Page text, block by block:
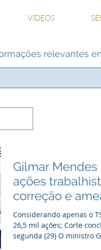
VÍDEOS
relevantes
Gilmar
ações
correção e
Justiça do
Considerando apenas o
26,5 mil ações; Corte
segunda (29) O ministro